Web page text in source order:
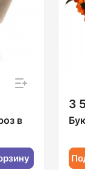
в
3